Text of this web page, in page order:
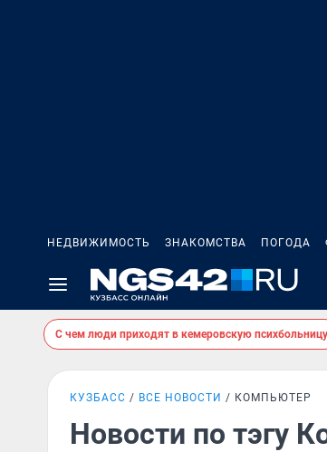
НЕДВИЖИМОСТЬ ЗНАКОМСТВА ПОГОДА
С чем люди приходят в кемеровскую психбольницу
КУЗБАСС ВСЕ НОВОСТИ КОМПЬЮТЕР
Новости по тэгу